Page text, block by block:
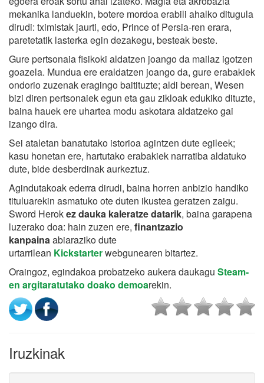
mekanika landuekin, botere mordoa erabili ahalko ditugula
dirudi: tximistak jaurti, edo, Prince of Persia-ren erara,
paretetatik lasterka egin dezakegu, besteak beste.
Gure pertsonaia fisikoki aldatzen joango da mailaz igotzen
goazela. Mundua ere eraldatzen joango da, gure erabakiek
ondorio zuzenak eragingo baitituzte; aldi berean, Wesen
bizi diren pertsonaiek egun eta gau zikloak edukiko dituzte,
baina hauek ere uhartea modu askotara aldatzeko gai
izango dira.
Sei ataletan banatutako istorioa agintzen dute egileek;
kasu honetan ere, hartutako erabakiek narratiba aldatuko
dute, bide desberdinak aurkeztuz.
Agindutakoak ederra dirudi, baina horren anbizio handiko
tituluarekin asmatuko ote duten ikustea geratzen zaigu.
Sword Herokez dauka kaleratze datarik, baina garapena
luzerako doa: hain zuzen ere, finantzazio
kanpaina abiaraziko dute
urtarrilean Kickstarterwebgunearen bitartez.
Oraingoz, egindakoa probatzeko aukera daukagu Steam-
en argitaratutako doako demoarekin.
Iruzkinak